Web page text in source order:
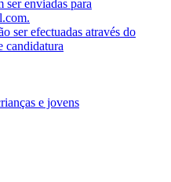
ser enviadas para
ser efectuadas através do
candidatura
e jovens